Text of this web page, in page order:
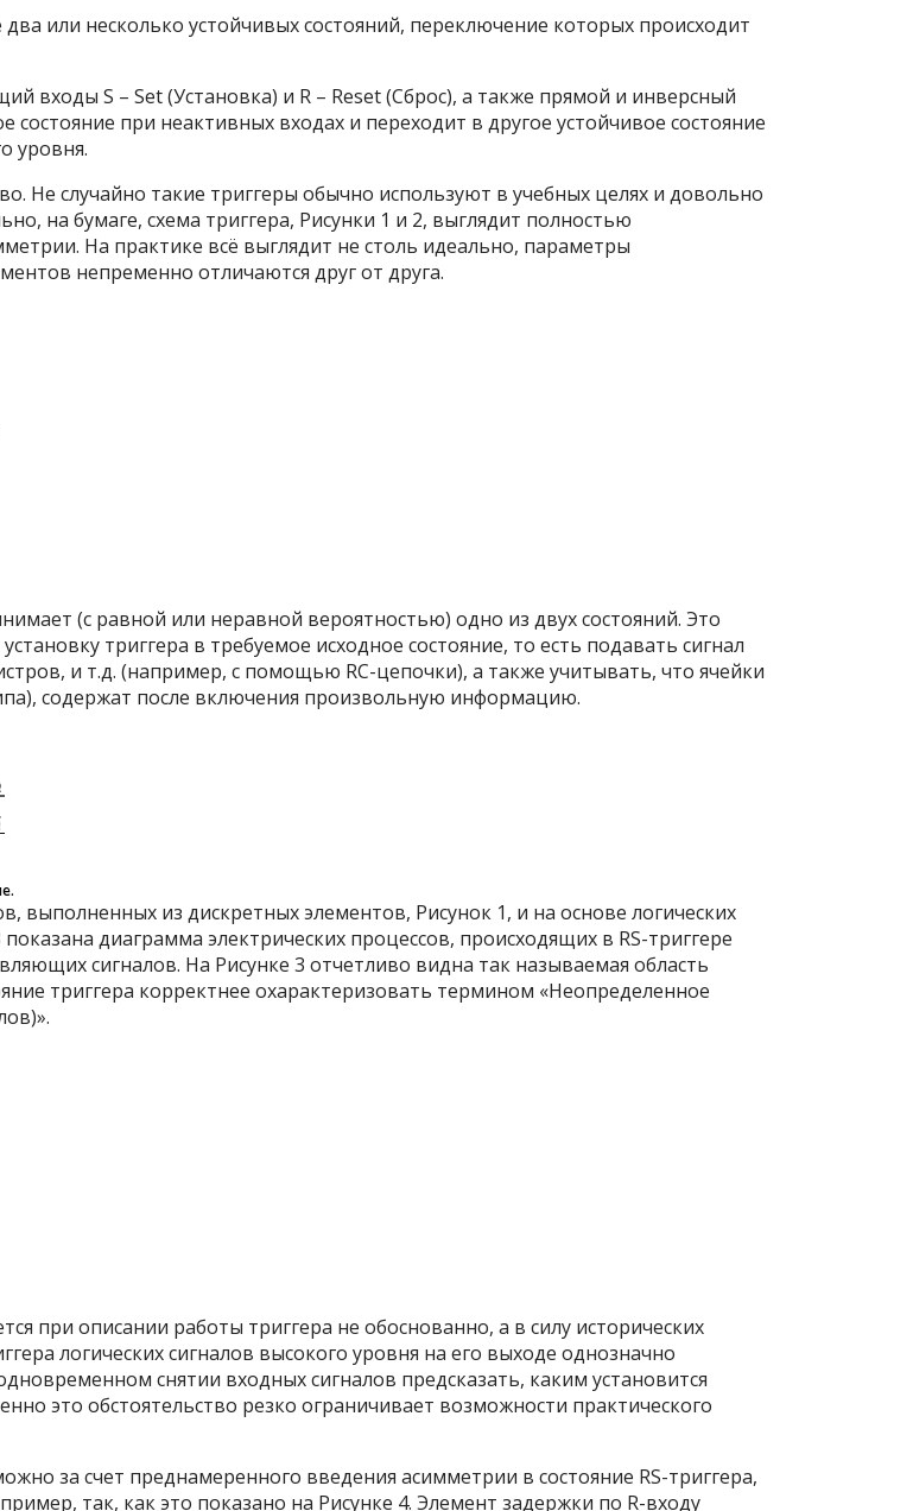
или несколько устойчивых состояний, переключение которых происходит
входы S – Set (Установка) и R – Reset (Сброс), а также прямой и инверсный
при неактивных входах и переходит в другое устойчивое состояние
уровня.
Не случайно такие триггеры обычно используют в учебных целях и довольно
на бумаге, схема триггера, Рисунки 1 и 2, выглядит полностью
На практике всё выглядит не столь идеально, параметры
непременно отличаются друг от друга.
(с равной или неравной вероятностью) одно из двух состояний. Это
триггера в требуемое исходное состояние, то есть подавать сигнал
и т.д. (например, с помощью RC-цепочки), а также учитывать, что ячейки
содержат после включения произвольную информацию.
выполненных из дискретных элементов, Рисунок 1, и на основе логических
диаграмма электрических процессов, происходящих в RS-триггере
сигналов. На Рисунке 3 отчетливо видна так называемая область
триггера корректнее охарактеризовать термином «Неопределенное
при описании работы триггера не обоснованно, а в силу исторических
логических сигналов высокого уровня на его выходе однозначно
снятии входных сигналов предсказать, каким установится
это обстоятельство резко ограничивает возможности практического
за счет преднамеренного введения асимметрии в состояние RS-триггера,
так, как это показано на Рисунке 4. Элемент задержки по R-входу